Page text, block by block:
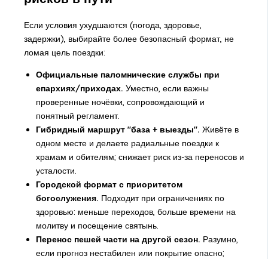
Если условия ухудшаются (погода, здоровье,
задержки), выбирайте более безопасный формат, не
ломая цель поездки:
Официальные паломнические службы при
епархиях/приходах. Уместно, если важны
проверенные ночёвки, сопровождающий и
понятный регламент.
Гибридный маршрут "база + выезды". Живёте в
одном месте и делаете радиальные поездки к
храмам и обителям; снижает риск из-за переносов и
усталости.
Городской формат с приоритетом
богослужения. Подходит при ограничениях по
здоровью: меньше переходов, больше времени на
молитву и посещение святынь.
Перенос пешей части на другой сезон. Разумно,
если прогноз нестабилен или покрытие опасно;